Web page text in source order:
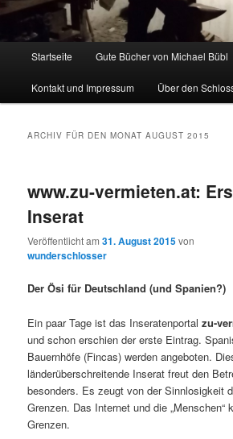
Zum Inhalt wechseln
Zum sekundären Inhalt wechseln
Startseite Gute Bücher von Michael Bübl
Kontakt und Impressum Über den
ARCHIV FÜR DEN MONATAUGUST 2015
www.zu-vermieten.at:
Inserat
Veröffentlicht am31. August 2015von
wunderschlosser
Der Ösi für Deutschland (und Spanien?)
Ein paar Tage ist das Inseratenportalzu-
und schon erschien der erste Eintrag.
Bauernhöfe (Fincas) werden angeboten.
länderüberschreitende Inserat freut den
besonders. Es zeugt von der Sinnlosigkeit
Grenzen. Das Internet und die „Menschen“
Grenzen.